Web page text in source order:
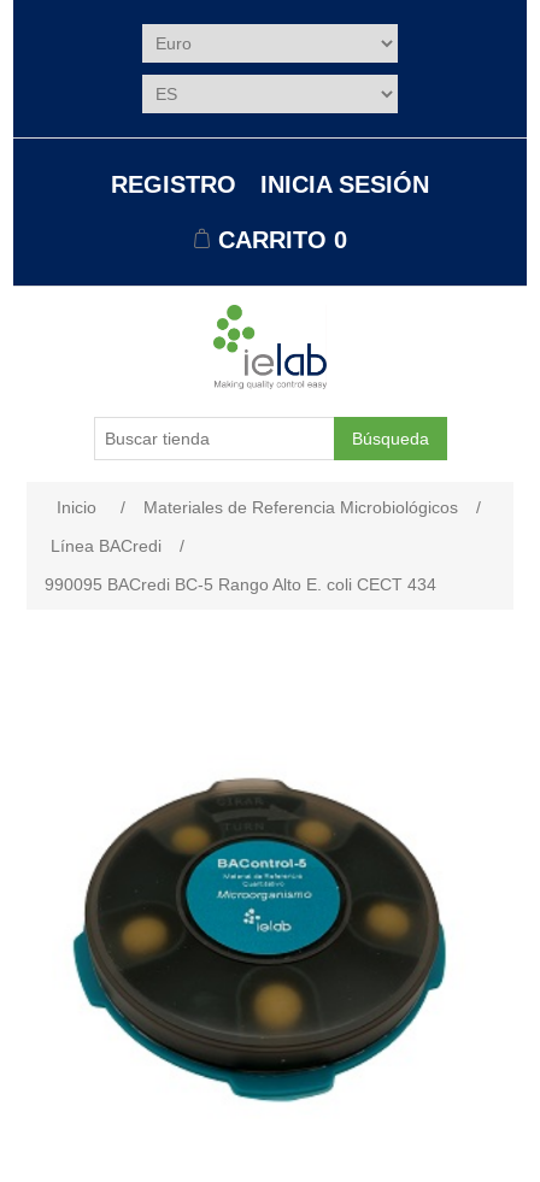
REGISTRO INICIA SESIÓN
CARRITO 0
Búsqueda
Inicio / Materiales de Referencia Microbiológicos
/
Línea BACredi
/
990095 BACredi BC-5 Rango Alto E. coli CECT 434